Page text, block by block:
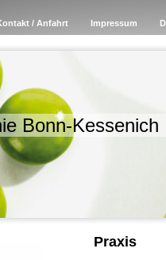
/ Anfahrt Impressum
Bonn-Kessenich
Praxis